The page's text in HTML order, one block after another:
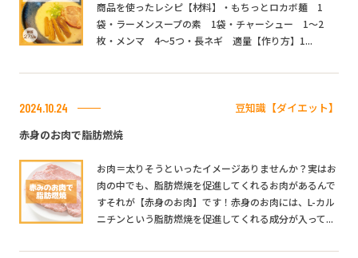
商品を使ったレシピ【材料】・もちっとロカボ麺 1
袋・ラーメンスープの素 1袋・チャーシュー 1～2
枚・メンマ 4～5つ・長ネギ 適量【作り方】1...
2024.10.24
豆知識【ダイエット】
赤身のお肉で脂肪燃焼
お肉＝太りそうといったイメージありませんか？実はお
肉の中でも、脂肪燃焼を促進してくれるお肉があるんで
すそれが【赤身のお肉】です！赤身のお肉には、L-カル
ニチンという脂肪燃焼を促進してくれる成分が入って...